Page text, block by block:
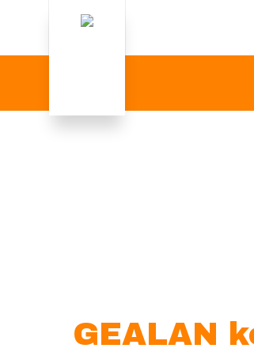
GEALAN